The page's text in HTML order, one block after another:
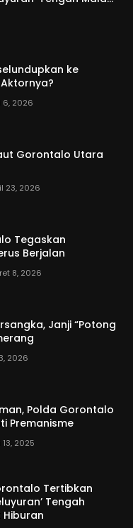
ke
6, 2026
Gorontalo Utara
23, 2026
Tegaskan
Berjalan
8, 2026
Janji “Potong
2026
Polda Gorontalo
Premanisme
13, 2025
Tertibkan
Tengah